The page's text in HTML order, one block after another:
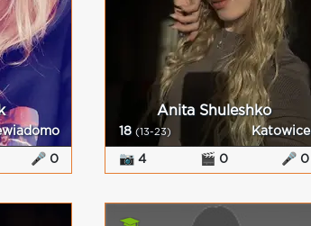
🎤 0
Anita Shuleshko
18 (13-23) Katowice
📷 4 🎬 0 🎤 0